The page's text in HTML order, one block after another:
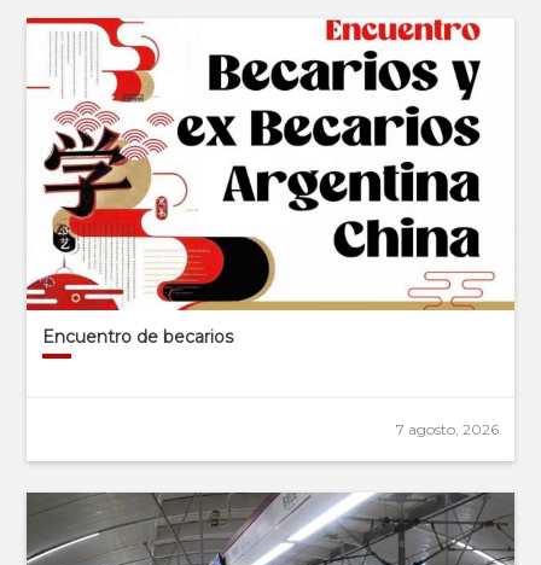
Encuentro de becarios
7 agosto, 2026